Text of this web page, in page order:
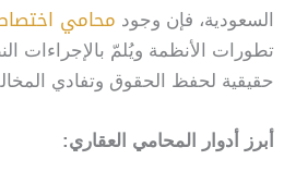
السعودية، فإن وجود محامي
تطورات الأنظمة ويُلمّ بالإجراءات
حقيقية لحفظ الحقوق وتفادي
أبرز أدوار المحامي العقاري: